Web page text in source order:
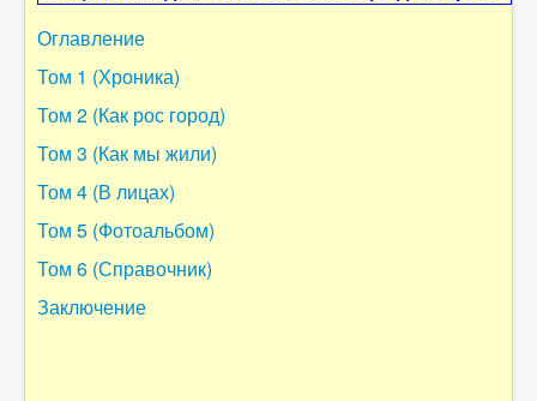
Том 1
Том 2
Том 3
Том 4
Том 5
Том 6
Заключение
Оглавление
Том 1 (Хроника)
Том 2 (Как рос город)
Том 3 (Как мы жили)
Том 4 (В лицах)
Том 5 (Фотоальбом)
Том 6 (Справочник)
Заключение